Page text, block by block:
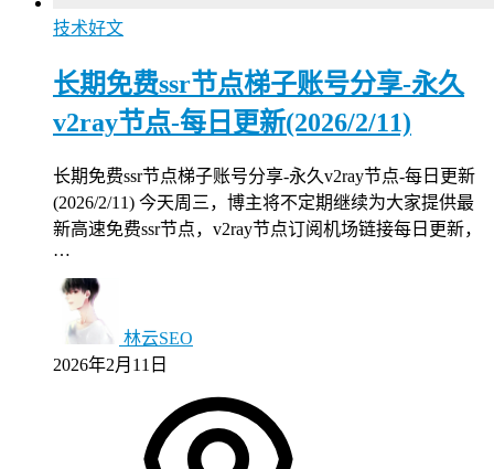
技术好文
长期免费ssr节点梯子账号分享-永久
v2ray节点-每日更新(2026/2/11)
长期免费ssr节点梯子账号分享-永久v2ray节点-每日更新
(2026/2/11) 今天周三，博主将不定期继续为大家提供最
新高速免费ssr节点，v2ray节点订阅机场链接每日更新，
…
林云SEO
2026年2月11日